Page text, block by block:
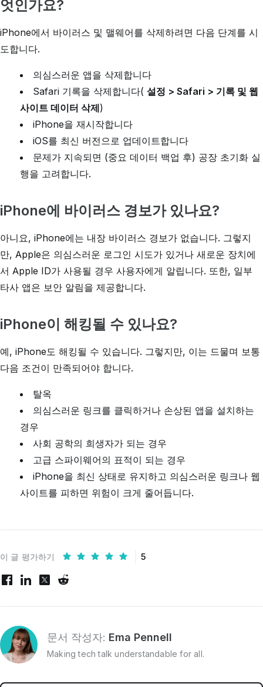
엇인가요?
iPhone에서 바이러스 및 맬웨어를 삭제하려면 다음 단계를 시
도합니다.
의심스러운 앱을 삭제합니다
Safari 기록을 삭제합니다( 설정 > Safari > 기록 및 웹
사이트 데이터 삭제)
iPhone을 재시작합니다
iOS를 최신 버전으로 업데이트합니다
문제가 지속되면 (중요 데이터 백업 후) 공장 초기화 실
행을 고려합니다.
iPhone에 바이러스 경보가 있나요?
아니요, iPhone에는 내장 바이러스 경보가 없습니다. 그렇지
만, Apple은 의심스러운 로그인 시도가 있거나 새로운 장치에
서 Apple ID가 사용될 경우 사용자에게 알립니다. 또한, 일부
타사 앱은 보안 알림을 제공합니다.
iPhone이 해킹될 수 있나요?
예, iPhone도 해킹될 수 있습니다. 그렇지만, 이는 드물며 보통
다음 조건이 만족되어야 합니다.
탈옥
의심스러운 링크를 클릭하거나 손상된 앱을 설치하는
경우
사회 공학의 희생자가 되는 경우
고급 스파이웨어의 표적이 되는 경우
iPhone을 최신 상태로 유지하고 의심스러운 링크나 웹
사이트를 피하면 위험이 크게 줄어듭니다.
이 글 평가하기 5
문서 작성자: Ema Pennell
Making tech talk understandable for all.